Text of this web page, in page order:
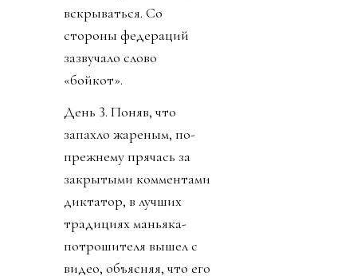
вскрываться. Со
стороны федераций
зазвучало слово
«бойкот».
День 3. Поняв, что
запахло жареным, по-
прежнему прячась за
закрытыми комментами
диктатор, в лучших
традициях маньяка-
потрошителя вышел с
видео, объясняя, что его